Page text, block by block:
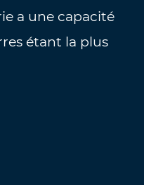
a une capacité
étant la plus